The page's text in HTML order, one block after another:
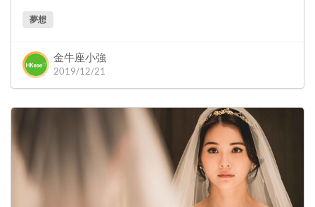
夢想
金牛座小強
2019/12/21